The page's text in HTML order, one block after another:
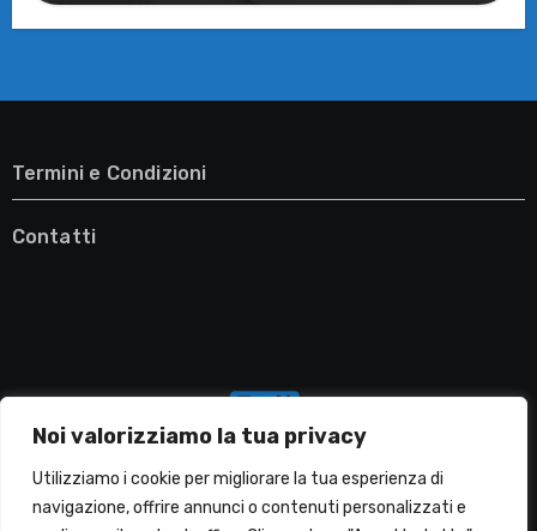
Noi valorizziamo la tua privacy
Utilizziamo i cookie per migliorare la tua esperienza di
navigazione, offrire annunci o contenuti personalizzati e
Termini e Condizioni
Contatti